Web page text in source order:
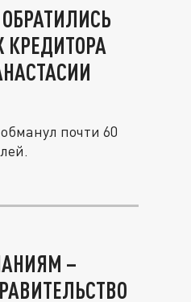
почти 60
–